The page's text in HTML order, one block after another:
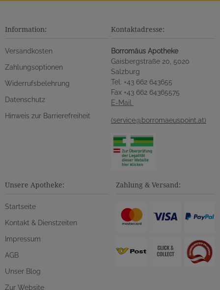
Information:
Versandkosten
Zahlungsoptionen
Widerrufsbelehrung
Datenschutz
Hinweis zur Barrierefreiheit
Kontaktadresse:
Borromäus Apotheke
Gaisbergstraße 20, 5020
Salzburg
Tel. +43 662 643655
Fax +43 662 64365575
E-Mail
(service@borromaeuspoint.at)
Unsere Apotheke:
Startseite
Kontakt & Dienstzeiten
Impressum
AGB
Unser Blog
Zur Website
Zahlung & Versand: